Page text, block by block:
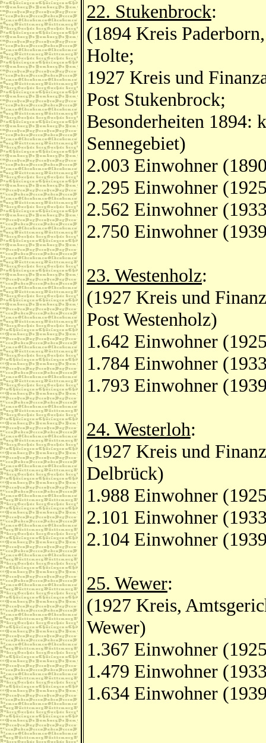
22. Stukenbrock:
(1894 Kreis
Holte;
1927 Kreis und
Post Stukenbrock;
Besonderheiten 1894:
Sennegebiet)
2.003 Einwohner
2.295 Einwohner
2.562 Einwohner
2.750 Einwohner
23. Westenholz:
(1927 Kreis und
Post Westenholz)
1.642 Einwohner
1.784 Einwohner
1.793 Einwohner
24. Westerloh:
(1927 Kreis und
Delbrück)
1.988 Einwohner
2.101 Einwohner
2.104 Einwohner
25. Wewer:
(1927 Kreis,
Wewer)
1.367 Einwohner
1.479 Einwohner
1.634 Einwohner